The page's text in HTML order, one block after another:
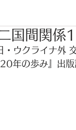
国間関係
ウクライナ外
年の歩み』出